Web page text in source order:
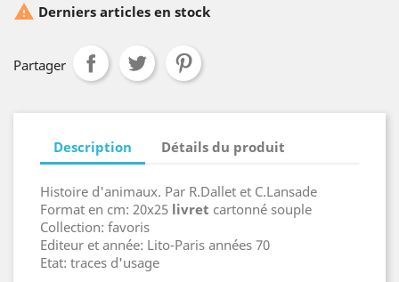
 Derniers articles en stock
Partager
Description Détails du produit
Histoire d'animaux. Par R.Dallet et C.Lansade
Format en cm: 20x25 livret cartonné souple
Collection: favoris
Editeur et année: Lito-Paris années 70
Etat: traces d'usage